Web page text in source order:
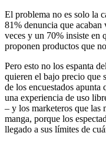
El problema no es solo la
81% denuncia que acaban
veces y un 70% insiste en
proponen productos que
Pero esto no los espanta
quieren el bajo precio que
de los encuestados apunta
una experiencia de uso
– y los marketeros que las
manga, porque los
llegado a sus límites de